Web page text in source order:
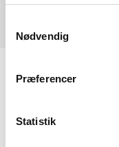
Nødvendig
Præferencer
Statistik